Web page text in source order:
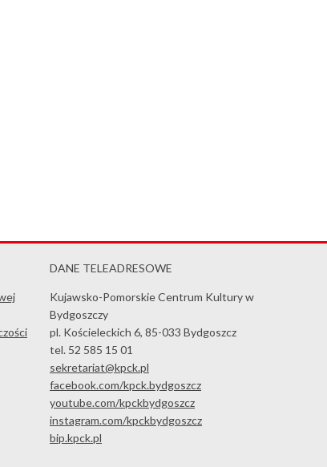
DANE TELEADRESOWE
Kujawsko-Pomorskie Centrum Kultury w
Bydgoszczy
pl. Kościeleckich 6, 85-033 Bydgoszcz
tel. 52 585 15 01
sekretariat@kpck.pl
facebook.com/kpck.bydgoszcz
youtube.com/kpckbydgoszcz
instagram.com/kpckbydgoszcz
bip.kpck.pl